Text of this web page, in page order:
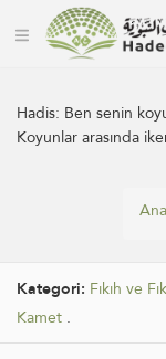
Hadis: Ben senin
Koyunlar arasında
Kategori: Fıkıh ve
Kamet .